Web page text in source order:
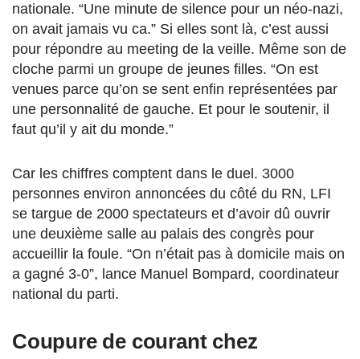
nationale. “Une minute de silence pour un néo-nazi,
on avait jamais vu ca.” Si elles sont là, c’est aussi
pour répondre au meeting de la veille. Même son de
cloche parmi un groupe de jeunes filles. “On est
venues parce qu’on se sent enfin représentées par
une personnalité de gauche. Et pour le soutenir, il
faut qu’il y ait du monde.”
Car les chiffres comptent dans le duel. 3000
personnes environ annoncées du côté du RN, LFI
se targue de 2000 spectateurs et d’avoir dû ouvrir
une deuxième salle au palais des congrès pour
accueillir la foule. “On n’était pas à domicile mais on
a gagné 3-0”, lance Manuel Bompard, coordinateur
national du parti.
Coupure de courant chez